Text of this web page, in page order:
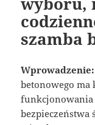
szamba
Wprowadzenie:
betonowego ma
funkcjonowania